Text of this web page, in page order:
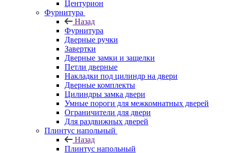
Центурион
Фурнитура
Назад
Фурнитура
Дверные ручки
Завертки
Дверные замки и защелки
Петли дверные
Накладки под цилиндр на двери
Дверные комплекты
Цилиндры замка двери
Умные пороги для межкомнатных дверей
Ограничители для двери
Для раздвижных дверей
Плинтус напольный
Назад
Плинтус напольный